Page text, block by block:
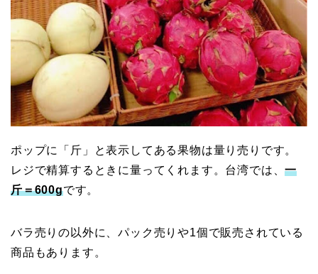
ポップに「斤」と表示してある果物は量り売りです。
レジで精算するときに量ってくれます。台湾では、一
斤＝600gです。
バラ売りの以外に、パック売りや1個で販売されている
商品もあります。